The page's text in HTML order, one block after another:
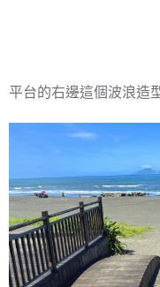
平台的右邊這個波浪造